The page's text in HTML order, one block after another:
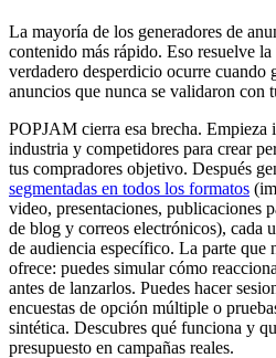
La mayoría de los generadores de
contenido más rápido. Eso resuelve
verdadero desperdicio ocurre cuando
anuncios que nunca se validaron con
POPJAM cierra esa brecha. Empieza
industria y competidores para crear
tus compradores objetivo. Después
segmentadas en todos los formatos
video, presentaciones, publicaciones
de blog y correos electrónicos), cada
de audiencia específico. La parte que
ofrece: puedes simular cómo
antes de lanzarlos. Puedes hacer
encuestas de opción múltiple o
sintética. Descubres qué funciona y
presupuesto en campañas reales.